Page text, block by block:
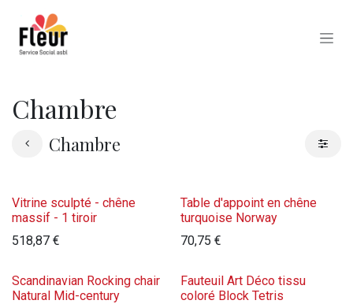
Chambre
Chambre
Vitrine sculpté - chêne
massif - 1 tiroir
518,87 €
Table d'appoint en chêne
turquoise Norway
70,75 €
Scandinavian Rocking chair
Natural Mid-century
Fauteuil Art Déco tissu
coloré Block Tetris